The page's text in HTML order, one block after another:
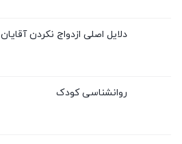
دلایل اصلی ازدواج نکردن آقایان
روانشناسی کودک